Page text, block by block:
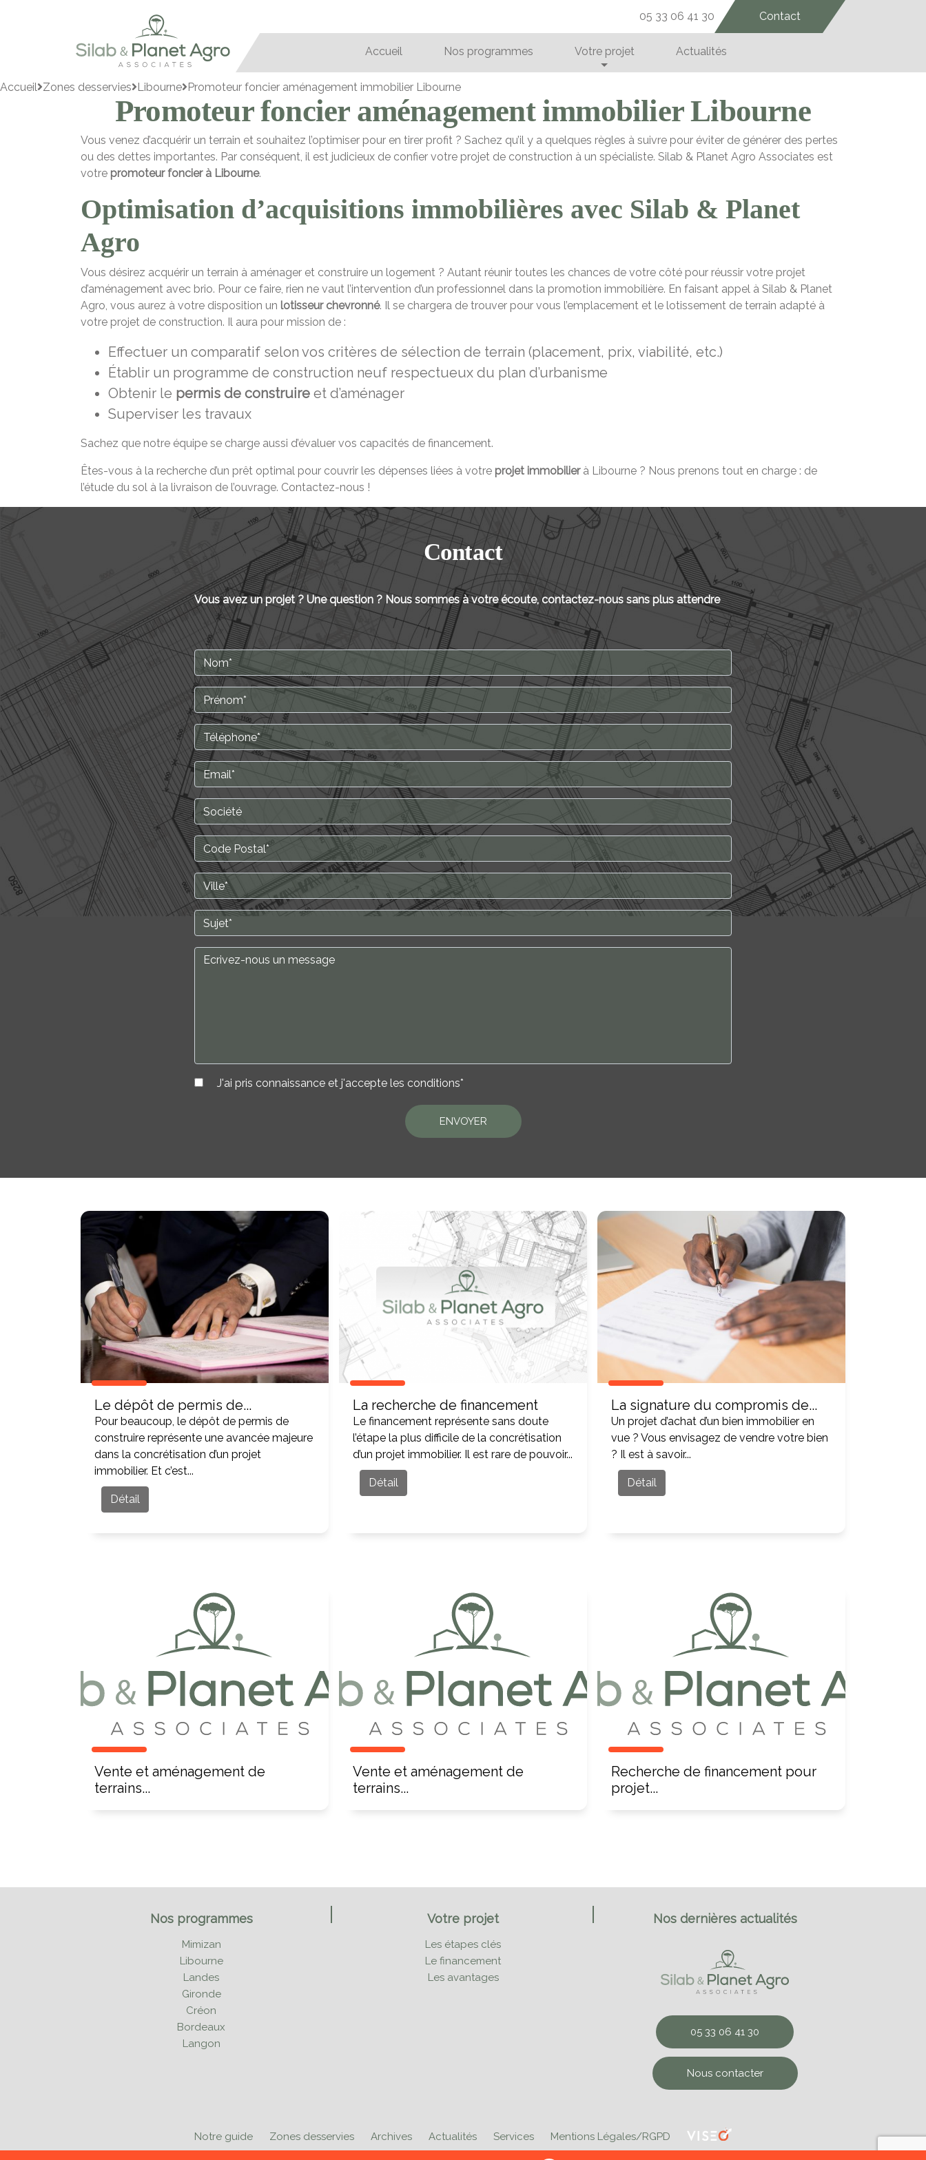
05 33 06 41 30 Contact
Accueil Nos programmes Votre projet Actualités
Accueil Zones desservies Libourne Promoteur foncier aménagement immobilier Libourne
Promoteur foncier aménagement immobilier Libourne
Vous venez d’acquérir un terrain et souhaitez l’optimiser pour en tirer profit ? Sachez qu’il y a quelques règles à suivre pour éviter de générer des pertes
ou des dettes importantes. Par conséquent, il est judicieux de confier votre projet de construction à un spécialiste. Silab & Planet Agro Associates est
votre promoteur foncier à Libourne.
Optimisation d’acquisitions immobilières avec Silab & Planet
Agro
Vous désirez acquérir un terrain à aménager et construire un logement ? Autant réunir toutes les chances de votre côté pour réussir votre projet
d’aménagement avec brio. Pour ce faire, rien ne vaut l’intervention d’un professionnel dans la promotion immobilière. En faisant appel à Silab & Planet
Agro, vous aurez à votre disposition un lotisseur chevronné. Il se chargera de trouver pour vous l’emplacement et le lotissement de terrain adapté à
votre projet de construction. Il aura pour mission de :
Effectuer un comparatif selon vos critères de sélection de terrain (placement, prix, viabilité, etc.)
Établir un programme de construction neuf respectueux du plan d’urbanisme
Obtenir le permis de construire et d’aménager
Superviser les travaux
Sachez que notre équipe se charge aussi d’évaluer vos capacités de financement.
Êtes-vous à la recherche d’un prêt optimal pour couvrir les dépenses liées à votre projet immobilierà Libourne ? Nous prenons tout en charge : de
l’étude du sol à la livraison de l’ouvrage. Contactez-nous !
Contact
Vous avez un projet ? Une question ? Nous sommes à votre écoute, contactez-nous sans plus attendre
J'ai pris connaissance et j'accepte les conditions*
ENVOYER
Le dépôt de permis de...
Pour beaucoup, le dépôt de permis de
construire représente une avancée majeure
dans la concrétisation d’un projet
immobilier. Et c’est...
Détail
La recherche de financement
Le financement représente sans doute
l’étape la plus difficile de la concrétisation
d’un projet immobilier. Il est rare de pouvoir...
Détail
La signature du compromis de...
Un projet d’achat d’un bien immobilier en
vue ? Vous envisagez de vendre votre bien
? Il est à savoir...
Détail
Vente et aménagement de
terrains...
Vente et aménagement de
terrains...
Recherche de financement pour
projet...
Nos programmes
Mimizan
Libourne
Landes
Gironde
Créon
Bordeaux
Langon
Votre projet
Les étapes clés
Le financement
Les avantages
Nos dernières actualités
05 33 06 41 30
Nous contacter
Notre guide Zones desservies Archives Actualités Services Mentions Légales/RGPD